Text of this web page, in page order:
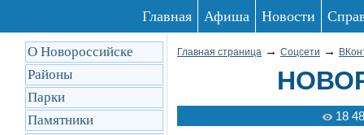
Главная Афиша Новости
О Новороссийске
Районы
Парки
Памятники
Главная страница → Соцсети →
18